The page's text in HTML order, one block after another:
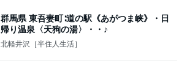
群馬県 東吾妻町∶道の駅《あがつま峡》・日
帰り温泉〈天狗の湯〉・・♪
北軽井沢［半住人生活］